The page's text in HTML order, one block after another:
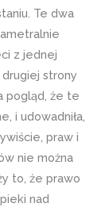
Te dwa
z jednej
strony
pogląd, że te
i udowadniła,
praw i
nie można
to, że prawo
nad